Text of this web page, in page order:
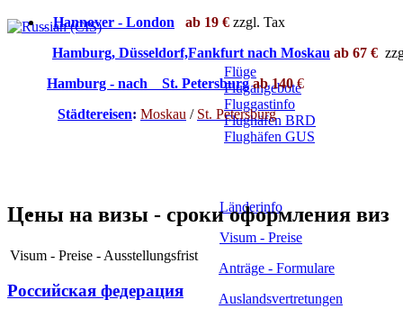
Flüge
Flugangebote
Fluggastinfo
Flughäfen BRD
Flughäfen GUS
Länderinfo
Visum - Preise
Anträge - Formulare
Auslandsvertretungen
Цены на визы - сроки оформления виз
Visum - Preise - Ausstellungsfrist
Российская федерация
Hannover - London ab 19 € zzgl. Tax
Hamburg, Düsseldorf,Fankfurt nach Moskau ab 67 €
Hamburg - nach St. Petersburg ab140€
Städtereisen: Moskau / St. Petersburg